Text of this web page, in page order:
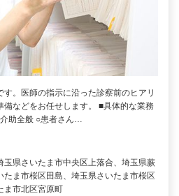
す。医師の指示に沿った診察前のヒアリ
備などをお任せします。 ■具体的な業務
助全般 ○患者さん…
玉県さいたま市中央区上落合、埼玉県蕨
たま市桜区田島、埼玉県さいたま市桜区
ま市北区宮原町